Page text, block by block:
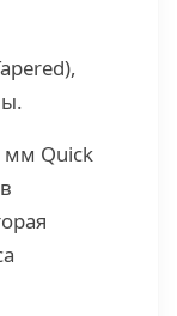
мм Quick